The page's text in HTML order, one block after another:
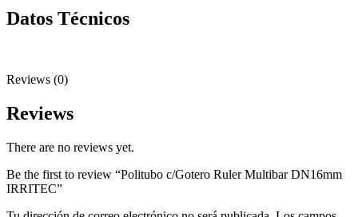
Datos Técnicos
Reviews (0)
Reviews
There are no reviews yet.
Be the first to review “Politubo c/Gotero Ruler Multibar DN16mm
IRRITEC”